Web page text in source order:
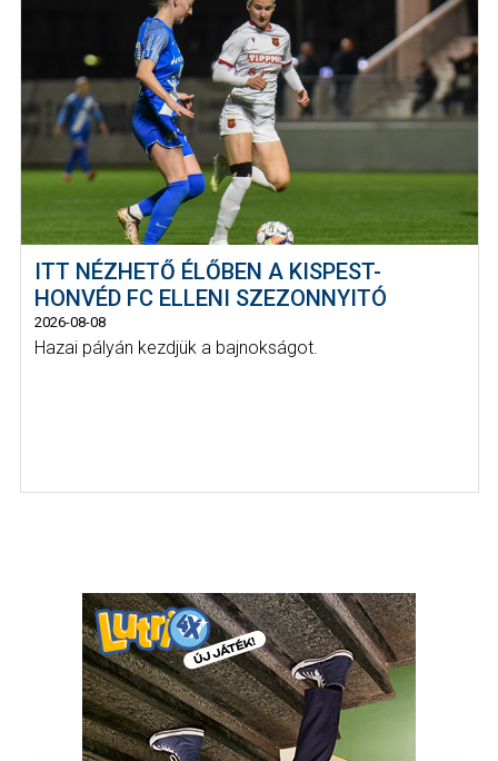
ITT NÉZHETŐ ÉLŐBEN A KISPEST-
HONVÉD FC ELLENI SZEZONNYITÓ
2026-08-08
Hazai pályán kezdjük a bajnokságot.